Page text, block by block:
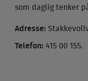
som daglig tenker
Adresse:
Telefon: 415 00 155.